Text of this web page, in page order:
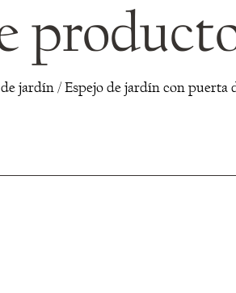
jardín/Espejo de jardín con puerta